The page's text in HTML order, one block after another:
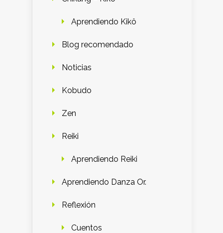
Aprendiendo Kikô
Blog recomendado
Noticias
Kobudo
Zen
Reiki
Aprendiendo Reiki
Aprendiendo Danza Or.
Reflexión
Cuentos